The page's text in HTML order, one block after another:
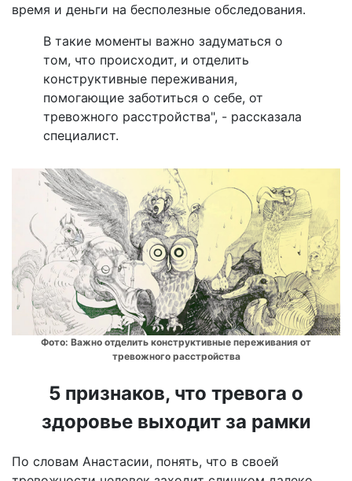
время и деньги на бесполезные обследования.
В такие моменты важно задуматься о
том, что происходит, и отделить
конструктивные переживания,
помогающие заботиться о себе, от
тревожного расстройства", - рассказала
специалист.
Фото: Важно отделить конструктивные переживания от
тревожного расстройства
5 признаков, что тревога о
здоровье выходит за рамки
По словам Анастасии, понять, что в своей